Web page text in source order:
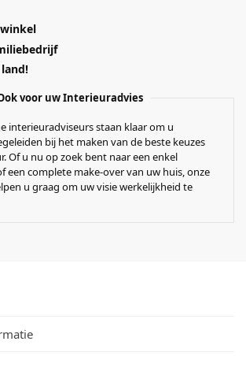
voor uw Interieuradvies
interieuradviseurs staan klaar om u
bij het maken van de beste keuzes
Of u nu op zoek bent naar een enkel
een complete make-over van uw huis, onze
u graag om uw visie werkelijkheid te